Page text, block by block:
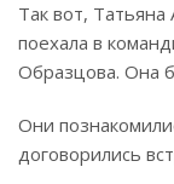
Так вот, Татьяна
поехала в
Образцова. Она
Они
договорились